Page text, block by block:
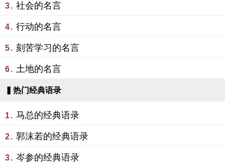
3. 社会的名言
4. 行动的名言
5. 刻苦学习的名言
6. 土地的名言
▍热门经典语录
1. 马总的经典语录
2. 郭沫若的经典语录
3. 岑参的经典语录